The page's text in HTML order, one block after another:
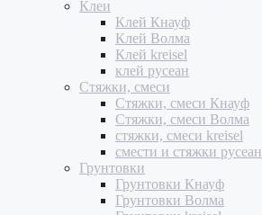
Клеи
Клей Кнауф
Клей Волма
Клей kreisel
клей русеан
Стяжки, смеси
Стяжки, смеси Кнауф
Стяжки, смеси Волма
стяжки, смеси kreisel
смести и стяжки русеан
Грунтовки
Грунтовки Кнауф
Грунтовки Волма